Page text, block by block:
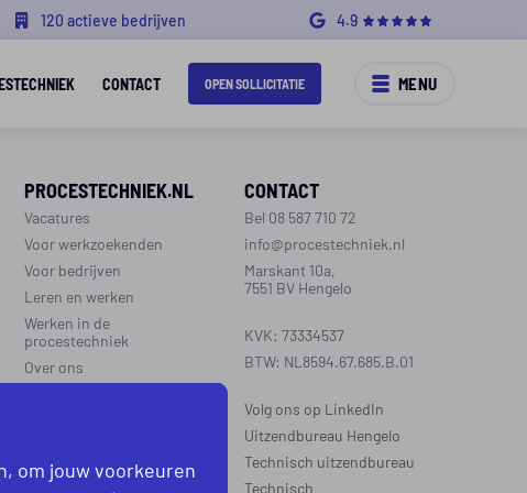
120 actieve bedrijven 4.9
CONTACT OPEN SOLLICITATIE MENU
PROCESTECHNIEK.NL
Vacatures
Voor werkzoekenden
Voor bedrijven
Leren en werken
Werken in de
procestechniek
Over ons
REGIO’S WERKZAAM
CONTACT
Bel 08 587 710 72
info@procestechniek.nl
Marskant 10a,
7551 BV Hengelo
KVK: 73334537
BTW: NL8594.67.685.B.01
Volg ons op LinkedIn
Uitzendbureau Hengelo
Technisch uitzendbureau
Technisch
om jouw voorkeuren